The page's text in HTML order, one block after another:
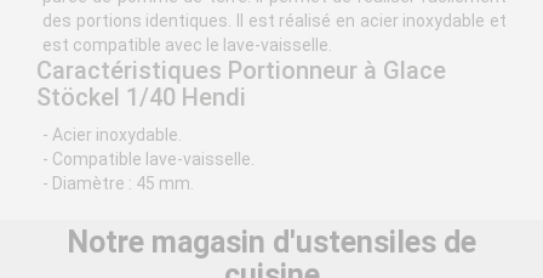
des portions identiques. Il est réalisé en acier inoxydable et
est compatible avec le lave-vaisselle.
Caractéristiques Portionneur à Glace
Stöckel 1/40 Hendi
- Acier inoxydable.
- Compatible lave-vaisselle.
- Diamètre : 45 mm.
Notre magasin d'ustensiles de